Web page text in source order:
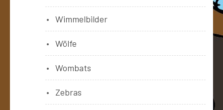
Wimmelbilder
Wölfe
Wombats
Zebras